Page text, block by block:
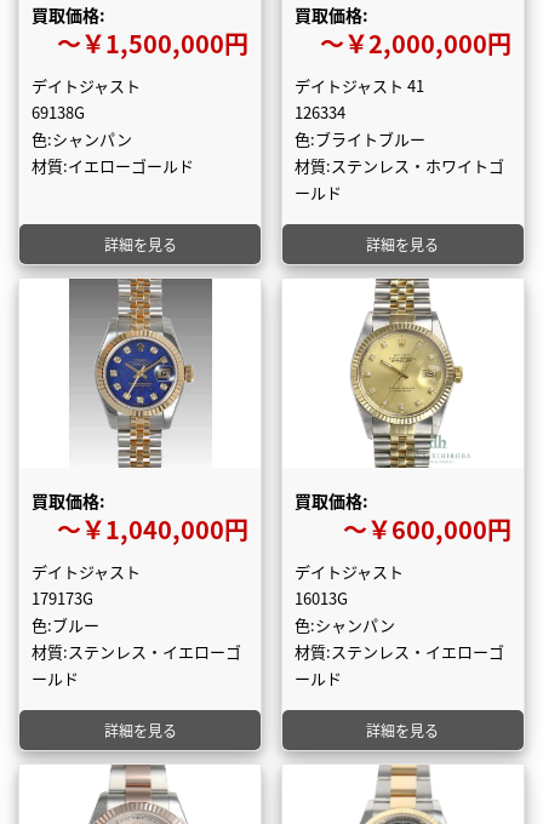
買取価格:
〜￥1,500,000円
デイトジャスト
69138G
色:シャンパン
材質:イエローゴールド
詳細を見る
買取価格:
〜￥2,000,000円
デイトジャスト 41
126334
色:ブライトブルー
材質:ステンレス・ホワイトゴ
ールド
詳細を見る
買取価格:
〜￥1,040,000円
デイトジャスト
179173G
色:ブルー
材質:ステンレス・イエローゴ
ールド
詳細を見る
買取価格:
〜￥600,000円
デイトジャスト
16013G
色:シャンパン
材質:ステンレス・イエローゴ
ールド
詳細を見る